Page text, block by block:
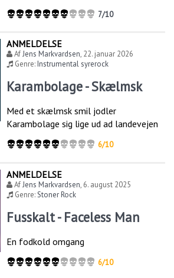
7/10
ANMELDELSE
AfJens Markvardsen, 22. januar 2026
Genre:Instrumental syrerock
Karambolage - Skælmsk
Med et skælmsk smil jodler
Karambolage sig lige ud ad landevejen
6/10
ANMELDELSE
AfJens Markvardsen, 6. august 2025
Genre:Stoner Rock
Fusskalt - Faceless Man
En fodkold omgang
6/10